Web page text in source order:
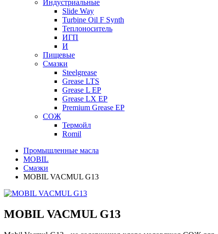
Индустриальные
Slide Way
Turbine Oil F Synth
Теплоноситель
ИГП
И
Пищевые
Смазки
Steelgrease
Grease LTS
Grease L EP
Grease LX EP
Premium Grease EP
СОЖ
Термойл
Romil
Промышленные масла
MOBIL
Смазки
MOBIL VACMUL G13
MOBIL VACMUL G13